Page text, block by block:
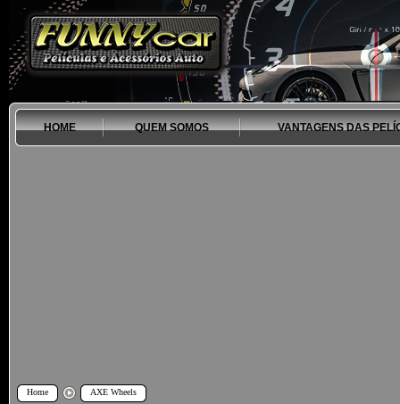
HOME QUEM SOMOS VANTAGENS DAS
Home AXE Wheels